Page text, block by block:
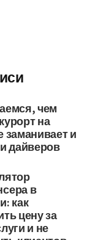
чем
на
заманивает и
дайверов
в
как
цену за
и не